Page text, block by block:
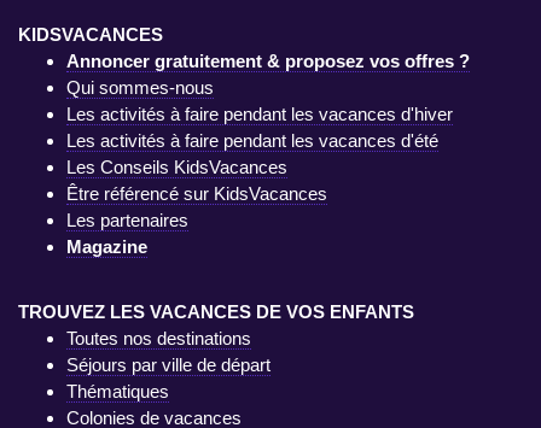
KIDSVACANCES
Annoncer gratuitement & proposez vos offres ?
Qui sommes-nous
Les activités à faire pendant les vacances d'hiver
Les activités à faire pendant les vacances d'été
Les Conseils KidsVacances
Être référencé sur KidsVacances
Les partenaires
Magazine
TROUVEZ LES VACANCES DE VOS ENFANTS
Toutes nos destinations
Séjours par ville de départ
Thématiques
Colonies de vacances